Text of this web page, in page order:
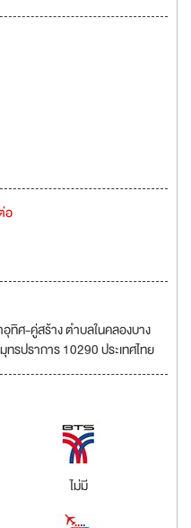
อ
ศ-คู่สร้าง ตำบลในคลองบาง
รปราการ 10290 ประเทศไทย
ไม่มี